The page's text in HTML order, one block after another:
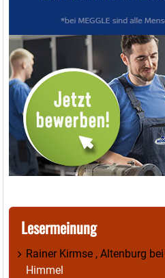
Lesermeinung
Rainer Kirmse , Altenburg bei
Himmel